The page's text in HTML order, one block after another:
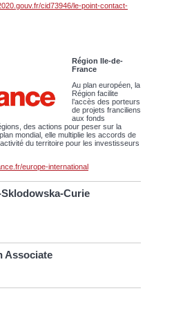
cid73946/le-point-contact-
Région Ile-de-
France
Au plan européen, la
Région facilite
l’accès des porteurs
de projets franciliens
aux fonds
des actions pour peser sur la
mondial, elle multiplie les accords de
du territoire pour les investisseurs
europe-international
Curie
Associate